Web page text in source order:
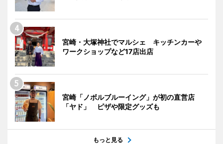
宮崎・大塚神社でマルシェ キッチンカーや
ワークショップなど17店出店
宮崎「ノボルブルーイング」が初の直営店
「ヤド」 ピザや限定グッズも
もっと見る